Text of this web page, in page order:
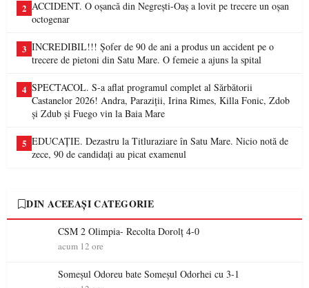
2 ACCIDENT. O oșancă din Negrești-Oaș a lovit pe trecere un oșan
octogenar
3 INCREDIBIL!!! Șofer de 90 de ani a produs un accident pe o
trecere de pietoni din Satu Mare. O femeie a ajuns la spital
4 SPECTACOL. S-a aflat programul complet al Sărbătorii
Castanelor 2026! Andra, Paraziții, Irina Rimes, Killa Fonic, Zdob
și Zdub și Fuego vin la Baia Mare
5 EDUCAȚIE. Dezastru la Titluraziare în Satu Mare. Nicio notă de
zece, 90 de candidați au picat examenul
DIN ACEEAȘI CATEGORIE
CSM 2 Olimpia- Recolta Dorolț 4-0
acum 12 ore
Someșul Odoreu bate Someșul Odorhei cu 3-1